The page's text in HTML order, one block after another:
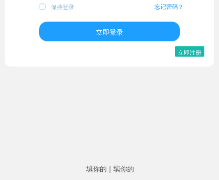
保持登录 忘记密码？
立即登录
立即注册
填你的 | 填你的